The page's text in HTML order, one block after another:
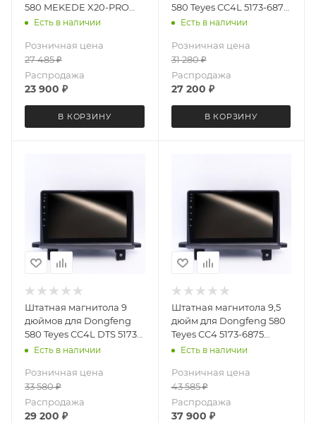
580 MEKEDE X20-PRO
5173-6481 (крутилки)
ядер
Есть в наличии
Розничная цена
27 485₽
Распродажа
23 900 ₽
В КОРЗИНУ
580 Teyes CC4L 5173-6877
Android 13 4+64 Gb
Есть в наличии
Розничная цена
31 280₽
Распродажа
27 200 ₽
В КОРЗИНУ
Штатная магнитола 9
дюймов для Dongfeng
580 Teyes CC4L DTS 5173-
6879 Android 13 6+64 Gb
Есть в наличии
Розничная цена
33 580₽
Распродажа
29 200 ₽
Штатная магнитола 9,5
дюйм для Dongfeng 580
Teyes CC4 5173-6875
экран 2K Android 13 6+64
Есть в наличии
Розничная цена
43 585₽
Распродажа
37 900 ₽